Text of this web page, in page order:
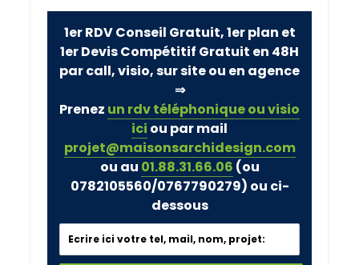
1er RDV Conseil Gratuit, 1er plan et
1er Devis Compétitif Gratuit en 48H
par call, visio, sur site ou en agence
⇒
Prenez un rdv téléphonique ou visio
ici ou par mail
projet@maisonsarchidesign.com
ou au 01.88.31.66.06 (ou
0782105560/0767790279) ou ci-
dessous